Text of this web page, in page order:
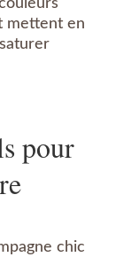
mettent en
pour
chic